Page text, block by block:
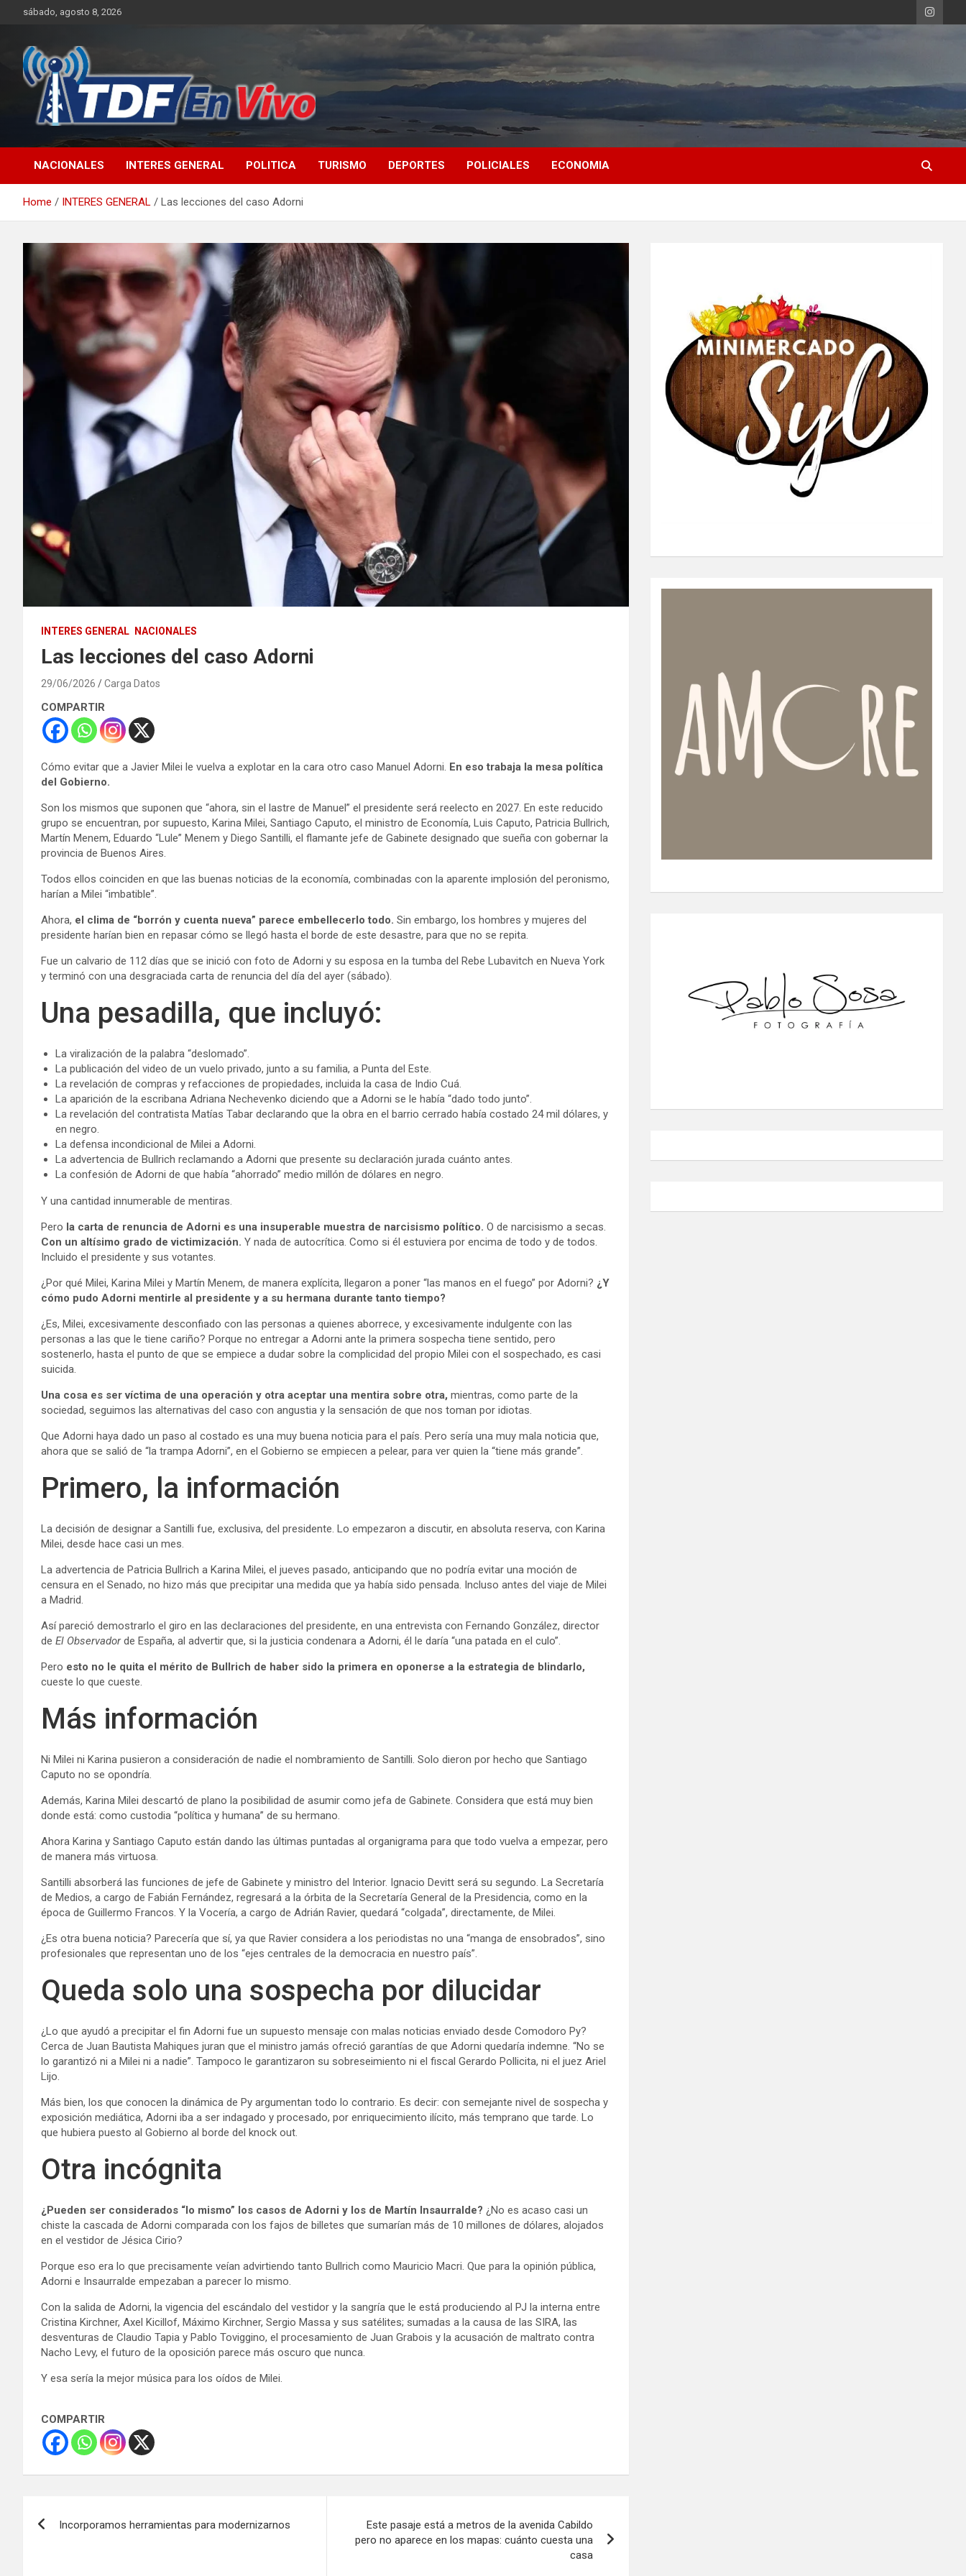
sábado, agosto 8, 2026
NACIONALES INTERES GENERAL POLITICA TURISMO DEPORTES POLICIALES ECONOMIA
Home INTERES GENERAL Las lecciones del caso Adorni
INTERES GENERAL NACIONALES
Las lecciones del caso Adorni
29/06/2026 Carga Datos
COMPARTIR
Cómo evitar que a Javier Milei le vuelva a explotar en la cara otro caso Manuel Adorni. En eso trabaja la mesa política
del Gobierno.
Son los mismos que suponen que “ahora, sin el lastre de Manuel” el presidente será reelecto en 2027. En este reducido
grupo se encuentran, por supuesto, Karina Milei, Santiago Caputo, el ministro de Economía, Luis Caputo, Patricia Bullrich,
Martín Menem, Eduardo “Lule” Menem y Diego Santilli, el flamante jefe de Gabinete designado que sueña con gobernar la
provincia de Buenos Aires.
Todos ellos coinciden en que las buenas noticias de la economía, combinadas con la aparente implosión del peronismo,
harían a Milei “imbatible”.
Ahora, el clima de “borrón y cuenta nueva” parece embellecerlo todo. Sin embargo, los hombres y mujeres del
presidente harían bien en repasar cómo se llegó hasta el borde de este desastre, para que no se repita.
Fue un calvario de 112 días que se inició con foto de Adorni y su esposa en la tumba del Rebe Lubavitch en Nueva York
y terminó con una desgraciada carta de renuncia del día del ayer (sábado).
Una pesadilla, que incluyó:
La viralización de la palabra “deslomado”.
La publicación del video de un vuelo privado, junto a su familia, a Punta del Este.
La revelación de compras y refacciones de propiedades, incluida la casa de Indio Cuá.
La aparición de la escribana Adriana Nechevenko diciendo que a Adorni se le había “dado todo junto”.
La revelación del contratista Matías Tabar declarando que la obra en el barrio cerrado había costado 24 mil dólares, y
en negro.
La defensa incondicional de Milei a Adorni.
La advertencia de Bullrich reclamando a Adorni que presente su declaración jurada cuánto antes.
La confesión de Adorni de que había “ahorrado” medio millón de dólares en negro.
Y una cantidad innumerable de mentiras.
Pero la carta de renuncia de Adorni es una insuperable muestra de narcisismo político. O de narcisismo a secas.
Con un altísimo grado de victimización. Y nada de autocrítica. Como si él estuviera por encima de todo y de todos.
Incluido el presidente y sus votantes.
¿Por qué Milei, Karina Milei y Martín Menem, de manera explícita, llegaron a poner “las manos en el fuego” por Adorni? ¿Y
cómo pudo Adorni mentirle al presidente y a su hermana durante tanto tiempo?
¿Es, Milei, excesivamente desconfiado con las personas a quienes aborrece, y excesivamente indulgente con las
personas a las que le tiene cariño? Porque no entregar a Adorni ante la primera sospecha tiene sentido, pero
sostenerlo, hasta el punto de que se empiece a dudar sobre la complicidad del propio Milei con el sospechado, es casi
suicida.
Una cosa es ser víctima de una operación y otra aceptar una mentira sobre otra, mientras, como parte de la
sociedad, seguimos las alternativas del caso con angustia y la sensación de que nos toman por idiotas.
Que Adorni haya dado un paso al costado es una muy buena noticia para el país. Pero sería una muy mala noticia que,
ahora que se salió de “la trampa Adorni”, en el Gobierno se empiecen a pelear, para ver quien la “tiene más grande”.
Primero, la información
La decisión de designar a Santilli fue, exclusiva, del presidente. Lo empezaron a discutir, en absoluta reserva, con Karina
Milei, desde hace casi un mes.
La advertencia de Patricia Bullrich a Karina Milei, el jueves pasado, anticipando que no podría evitar una moción de
censura en el Senado, no hizo más que precipitar una medida que ya había sido pensada. Incluso antes del viaje de Milei
a Madrid.
Así pareció demostrarlo el giro en las declaraciones del presidente, en una entrevista con Fernando González, director
de El Observadorde España, al advertir que, si la justicia condenara a Adorni, él le daría “una patada en el culo”.
Pero esto no le quita el mérito de Bullrich de haber sido la primera en oponerse a la estrategia de blindarlo,
cueste lo que cueste.
Más información
Ni Milei ni Karina pusieron a consideración de nadie el nombramiento de Santilli. Solo dieron por hecho que Santiago
Caputo no se opondría.
Además, Karina Milei descartó de plano la posibilidad de asumir como jefa de Gabinete. Considera que está muy bien
donde está: como custodia “política y humana” de su hermano.
Ahora Karina y Santiago Caputo están dando las últimas puntadas al organigrama para que todo vuelva a empezar, pero
de manera más virtuosa.
Santilli absorberá las funciones de jefe de Gabinete y ministro del Interior. Ignacio Devitt será su segundo. La Secretaría
de Medios, a cargo de Fabián Fernández, regresará a la órbita de la Secretaría General de la Presidencia, como en la
época de Guillermo Francos. Y la Vocería, a cargo de Adrián Ravier, quedará “colgada”, directamente, de Milei.
¿Es otra buena noticia? Parecería que sí, ya que Ravier considera a los periodistas no una “manga de ensobrados”, sino
profesionales que representan uno de los “ejes centrales de la democracia en nuestro país”.
Queda solo una sospecha por dilucidar
¿Lo que ayudó a precipitar el fin Adorni fue un supuesto mensaje con malas noticias enviado desde Comodoro Py?
Cerca de Juan Bautista Mahiques juran que el ministro jamás ofreció garantías de que Adorni quedaría indemne. “No se
lo garantizó ni a Milei ni a nadie”. Tampoco le garantizaron su sobreseimiento ni el fiscal Gerardo Pollicita, ni el juez Ariel
Lijo.
Más bien, los que conocen la dinámica de Py argumentan todo lo contrario. Es decir: con semejante nivel de sospecha y
exposición mediática, Adorni iba a ser indagado y procesado, por enriquecimiento ilícito, más temprano que tarde. Lo
que hubiera puesto al Gobierno al borde del knock out.
Otra incógnita
¿Pueden ser considerados “lo mismo” los casos de Adorni y los de Martín Insaurralde? ¿No es acaso casi un
chiste la cascada de Adorni comparada con los fajos de billetes que sumarían más de 10 millones de dólares, alojados
en el vestidor de Jésica Cirio?
Porque eso era lo que precisamente veían advirtiendo tanto Bullrich como Mauricio Macri. Que para la opinión pública,
Adorni e Insaurralde empezaban a parecer lo mismo.
Con la salida de Adorni, la vigencia del escándalo del vestidor y la sangría que le está produciendo al PJ la interna entre
Cristina Kirchner, Axel Kicillof, Máximo Kirchner, Sergio Massa y sus satélites; sumadas a la causa de las SIRA, las
desventuras de Claudio Tapia y Pablo Toviggino, el procesamiento de Juan Grabois y la acusación de maltrato contra
Nacho Levy, el futuro de la oposición parece más oscuro que nunca.
Y esa sería la mejor música para los oídos de Milei.
COMPARTIR
Incorporamos herramientas para modernizarnos
Este pasaje está a metros de la avenida Cabildo
pero no aparece en los mapas: cuánto cuesta una
casa